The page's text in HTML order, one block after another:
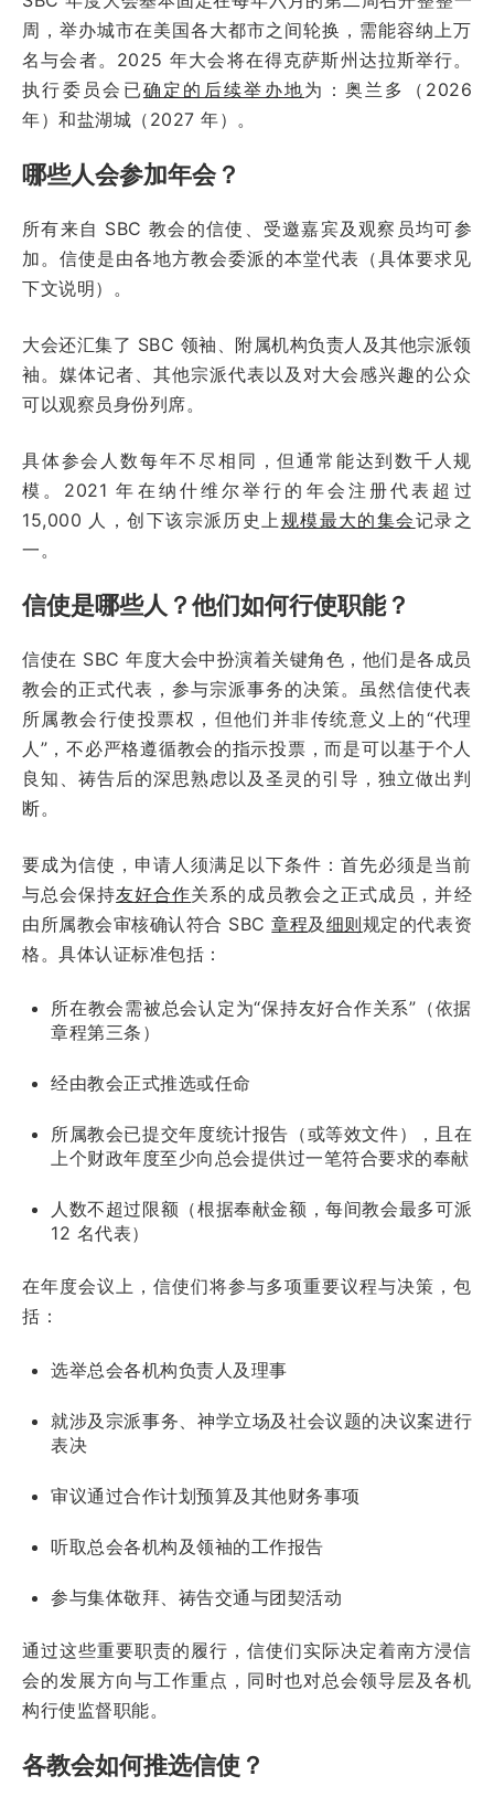
周，举办城市在美国各大都市之间轮换，需能容纳上万
名与会者。2025 年大会将在得克萨斯州达拉斯举行。
执行委员会已确定的后续举办地为：奥兰多（2026
年）和盐湖城（2027 年）。
哪些人会参加年会？
所有来自 SBC 教会的信使、受邀嘉宾及观察员均可参
加。信使是由各地方教会委派的本堂代表（具体要求见
下文说明）。
大会还汇集了 SBC 领袖、附属机构负责人及其他宗派领
袖。媒体记者、其他宗派代表以及对大会感兴趣的公众
可以观察员身份列席。
具体参会人数每年不尽相同，但通常能达到数千人规
模。2021 年在纳什维尔举行的年会注册代表超过
15,000 人，创下该宗派历史上 规模最大的集会记录之
一。
信使是哪些人？他们如何行使职能？
信使在 SBC 年度大会中扮演着关键角色，他们是各成员
教会的正式代表，参与宗派事务的决策。虽然信使代表
所属教会行使投票权，但他们并非传统意义上的“代理
人”，不必严格遵循教会的指示投票，而是可以基于个人
良知、祷告后的深思熟虑以及圣灵的引导，独立做出判
断。
要成为信使，申请人须满足以下条件：首先必须是当前
与总会保持友好合作关系的成员教会之正式成员，并经
由所属教会审核确认符合 SBC章程及 细则规定的代表资
格。具体认证标准包括：
所在教会需被总会认定为“保持友好合作关系”（依据
章程第三条）
经由教会正式推选或任命
所属教会已提交年度统计报告（或等效文件），且在
上个财政年度至少向总会提供过一笔符合要求的奉献
人数不超过限额（根据奉献金额，每间教会最多可派
12 名代表）
在年度会议上，信使们将参与多项重要议程与决策，包
括：
选举总会各机构负责人及理事
就涉及宗派事务、神学立场及社会议题的决议案进行
表决
审议通过合作计划预算及其他财务事项
听取总会各机构及领袖的工作报告
参与集体敬拜、祷告交通与团契活动
通过这些重要职责的履行，信使们实际决定着南方浸信
会的发展方向与工作重点，同时也对总会领导层及各机
构行使监督职能。
各教会如何推选信使？